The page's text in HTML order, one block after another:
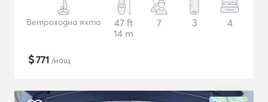
Ветроходна яхта
47 ft
14 m
7 3 4
$771 /нощ